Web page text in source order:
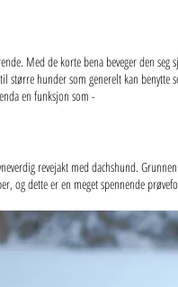
Med de korte bena beveger den
større hunder som generelt kan
en funksjon som -
revejakt med dachshund.
og dette er en meget spennende